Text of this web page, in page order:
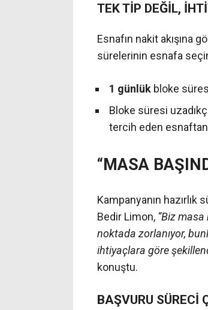
TEK TİP DEĞİL,
Esnafın nakit akışına
sürelerinin esnafa
1 günlük bloke
Bloke süresi
tercih eden esnaftan
“MASA
Kampanyanın
Bedir Limon, “Biz masa
noktada zorlanıyor,
ihtiyaçlara göre
konuştu.
BAŞVURU SÜRECİ